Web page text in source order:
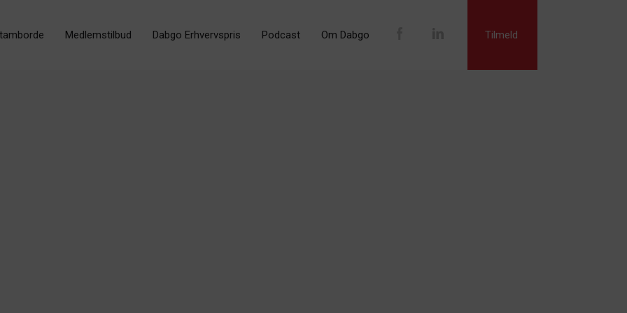
Medlemstilbud Dabgo Erhvervspris Podcast Om Dabgo Tilmeld